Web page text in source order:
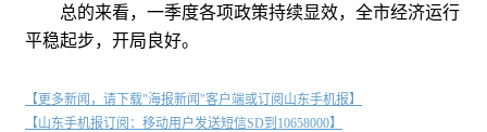
总的来看，一季度各项政策持续显效，全市经济运行
平稳起步，开局良好。
【更多新闻，请下载"海报新闻"客户端或订阅山东手机报】
【山东手机报订阅：移动用户发送短信SD到10658000】